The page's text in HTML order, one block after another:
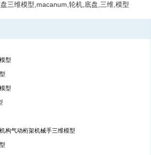
三维模型,macanum,轮机,底盘,三维,模型
型
型
构气动桁架机械手三维模型